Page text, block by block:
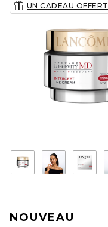
UN CADEAU OFFERT
NOUVEAU